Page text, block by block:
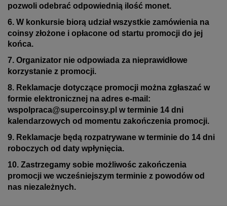
pozwoli odebrać odpowiednią ilość monet.
6. W konkursie biorą udział wszystkie zamówienia na
coinsy złożone i opłacone od startu promocji do jej
końca.
7. Organizator nie odpowiada za nieprawidłowe
korzystanie z promocji.
8. Reklamacje dotyczące promocji można zgłaszać w
formie elektronicznej na adres e-mail:
wspolpraca@supercoinsy.pl w terminie 14 dni
kalendarzowych od momentu zakończenia promocji.
9. Reklamacje będą rozpatrywane w terminie do 14 dni
roboczych od daty wpłynięcia.
10. Zastrzegamy sobie możliwośc zakończenia
promocji we wcześniejszym terminie z powodów od
nas niezależnych.